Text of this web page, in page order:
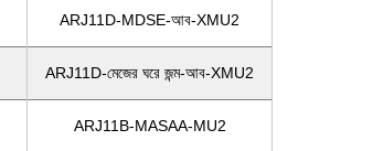
ARJ11D-MDSE-আব-XMU2
ARJ11D-মেজের ঘরে জন্ম-আব-XMU2
ARJ11B-MASAA-MU2